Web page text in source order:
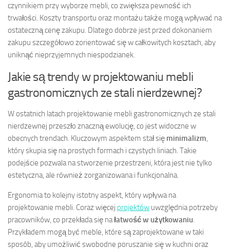
czynnikiem przy wyborze mebli, co zwiększa pewność ich
trwałości. Koszty transportu oraz montażu także mogą wpływać na
ostateczną cenę zakupu. Dlatego dobrze jest przed dokonaniem
zakupu szczegółowo zorientować się w całkowitych kosztach, aby
uniknąć nieprzyjemnych niespodzianek.
Jakie są trendy w projektowaniu mebli
gastronomicznych ze stali nierdzewnej?
W ostatnich latach projektowanie mebli gastronomicznych ze stali
nierdzewnej przeszło znaczną ewolucję, co jest widoczne w
obecnych trendach. Kluczowym aspektem stał się minimalizm,
który skupia się na prostych formach i czystych liniach. Takie
podejście pozwala na stworzenie przestrzeni, która jest nie tylko
estetyczna, ale również zorganizowana i funkcjonalna.
Ergonomia to kolejny istotny aspekt, który wpływa na
projektowanie mebli. Coraz więcej projektów uwzględnia potrzeby
pracowników, co przekłada się nałatwość w użytkowaniu.
Przykładem mogą być meble, które są zaprojektowane w taki
sposób, aby umożliwić swobodne poruszanie się w kuchni oraz